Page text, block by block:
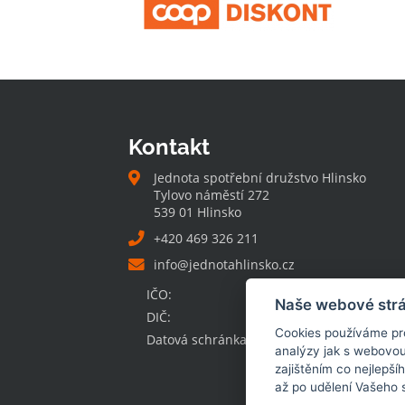
Kontakt
Jednota spotřební družstvo Hlinsko
Tylovo náměstí 272
539 01 Hlinsko
+420 469 326 211
info@jednotahlinsko.cz
IČO:
00032131
DIČ:
CZ00032131
Datová schránka:
xtpce9w
Naše webové
Cookies používáme
analýzy jak s
zajištěním co
až po udělení Vašeho